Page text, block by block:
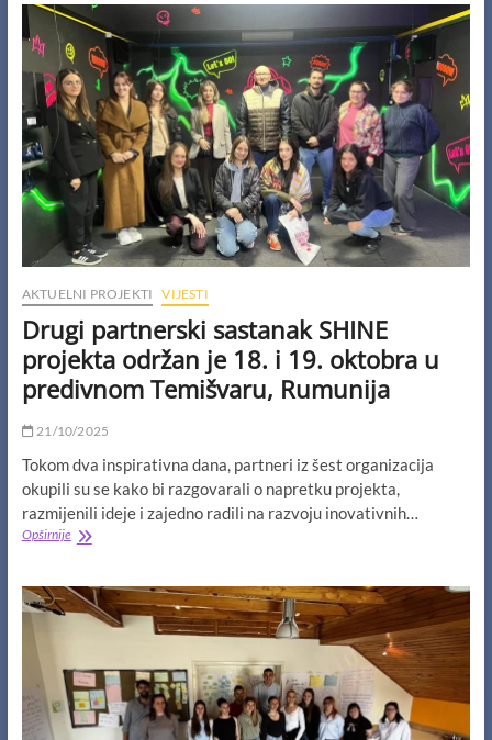
i
osobe
s
invaliditetom
su
dio
nje
AKTUELNI PROJEKTI VIJESTI
Drugi partnerski sastanak SHINE
projekta održan je 18. i 19. oktobra u
predivnom Temišvaru, Rumunija
21/10/2025
Tokom dva inspirativna dana, partneri iz šest organizacija
okupili su se kako bi razgovarali o napretku projekta,
razmijenili ideje i zajedno radili na razvoju inovativnih…
OpširnijeDrugi
SHINE
projekta
18.
i
19.
oktobra